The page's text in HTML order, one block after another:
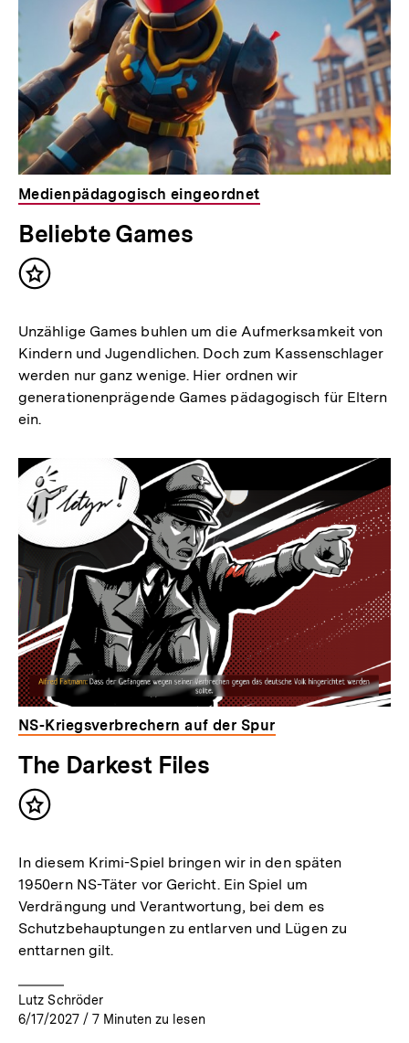
Medienpädagogisch eingeordnet
Beliebte Games
Inhalt
Unzählige Games buhlen um die Aufmerksamkeit von
Kindern und Jugendlichen. Doch zum Kassenschlager
werden nur ganz wenige. Hier ordnen wir
generationenprägende Games pädagogisch für Eltern
ein.
NS-Kriegsverbrechern auf der Spur
The Darkest Files
Inhalt
In diesem Krimi-Spiel bringen wir in den späten
1950ern NS-Täter vor Gericht. Ein Spiel um
Verdrängung und Verantwortung, bei dem es
Schutzbehauptungen zu entlarven und Lügen zu
enttarnen gilt.
Lutz Schröder
6/17/2027 / 7 Minuten zu lesen